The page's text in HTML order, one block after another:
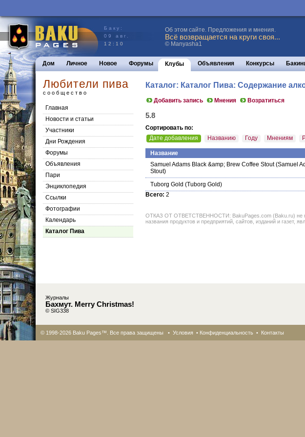
Баку:
09 авг.
12:10
Об этом сайте. Предложения и мнения.
Всё возвращается на круги своя...
© Manyasha1
Дом Личное Новое Форумы Клубы Объявления Конкурсы
Любители пива
сообщество
Главная
Новости и статьи
Участники
Дни Рождения
Форумы
Объявления
Пари
Энциклопедия
Cсылки
Фотографии
Календарь
Каталог Пива
Каталог: Каталог Пива: Содержание
Добавить запись Мнения Возратиться
5.8
Сортировать по:
Дате добавления
Названию Году Мнениям
Название
Samuel Adams Black &amp; Brew Coffee Stout(Samuel
Stout)
Tuborg Gold (Tuborg Gold)
Всего: 2
ОТКАЗ ОТ ОТВЕТСТВЕННОСТИ: BakuPages.com (Baku.ru) не
названия продуктов и предприятий, сайтов, изданий и газет,
Журналы
Бахмут. Merry Christmas!
© SIG338
© 1998-2026 Baku Pages™. Все права защищены • Условия • Конфиденциальность • Контакты